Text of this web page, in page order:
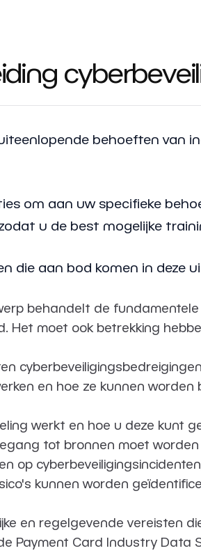
behoeften van
om aan uw specifieke
u de best mogelijke
die aan bod komen in deze
behandelt de
Het moet ook betrekking
en hoe ze kunnen
werkt en hoe u deze kunt
tot bronnen moet
op
kunnen worden
en regelgevende vereisten
Payment Card Industry Data